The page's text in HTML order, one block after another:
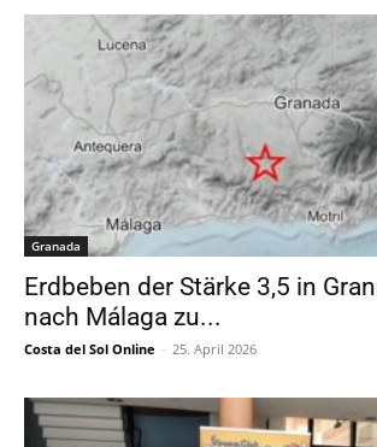
Granada
Erdbeben der Stärke 3,5 in
nach Málaga zu...
Costa del Sol Online - 25. April 2026